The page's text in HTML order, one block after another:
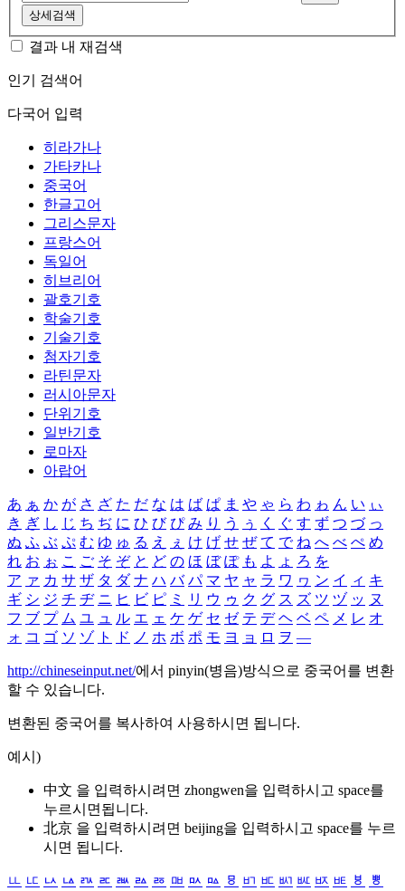
상세검색
결과 내 재검색
인기 검색어
다국어 입력
히라가나
가타카나
중국어
한글고어
그리스문자
프랑스어
독일어
히브리어
괄호기호
학술기호
기술기호
첨자기호
라틴문자
러시아문자
단위기호
일반기호
로마자
아랍어
あ ぁ か が さ ざ た だ な は ば ぱ ま や ゃ ら わ ゎ ん い ぃ
き ぎ し じ ち ぢ に ひ び ぴ み り う ぅ く ぐ す ず つ づ っ
ぬ ふ ぶ ぷ む ゆ ゅ る え ぇ け げ せ ぜ て で ね へ べ ぺ め
れ お ぉ こ ご そ ぞ と ど の ほ ぼ ぽ も よ ょ ろ を
ア ァ カ サ ザ タ ダ ナ ハ バ パ マ ヤ ャ ラ ワ ヮ ン イ ィ キ
ギ シ ジ チ ヂ ニ ヒ ビ ピ ミ リ ウ ゥ ク グ ス ズ ツ ヅ ッ ヌ
フ ブ プ ム ユ ュ ル エ ェ ケ ゲ セ ゼ テ デ ヘ ベ ペ メ レ オ
ォ コ ゴ ソ ゾ ト ド ノ ホ ボ ポ モ ヨ ョ ロ ヲ ―
http://chineseinput.net/에서 pinyin(병음)방식으로 중국어를 변환
할 수 있습니다.
변환된 중국어를 복사하여 사용하시면 됩니다.
예시)
中文 을 입력하시려면 zhongwen을 입력하시고 space를
누르시면됩니다.
北京 을 입력하시려면 beijing을 입력하시고 space를 누르
시면 됩니다.
ㅥ ㅦ ㅧ ㅨ ㅩ ㅪ ㅫ ㅬ ㅭ ㅮ ㅯ ㅰ ㅱ ㅲ ㅳ ㅴ ㅵ ㅶ ㅷ ㅸ
ㅹ